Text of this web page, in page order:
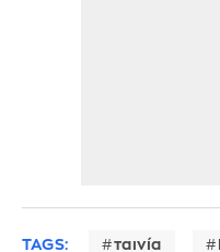
TAGS: ταινία